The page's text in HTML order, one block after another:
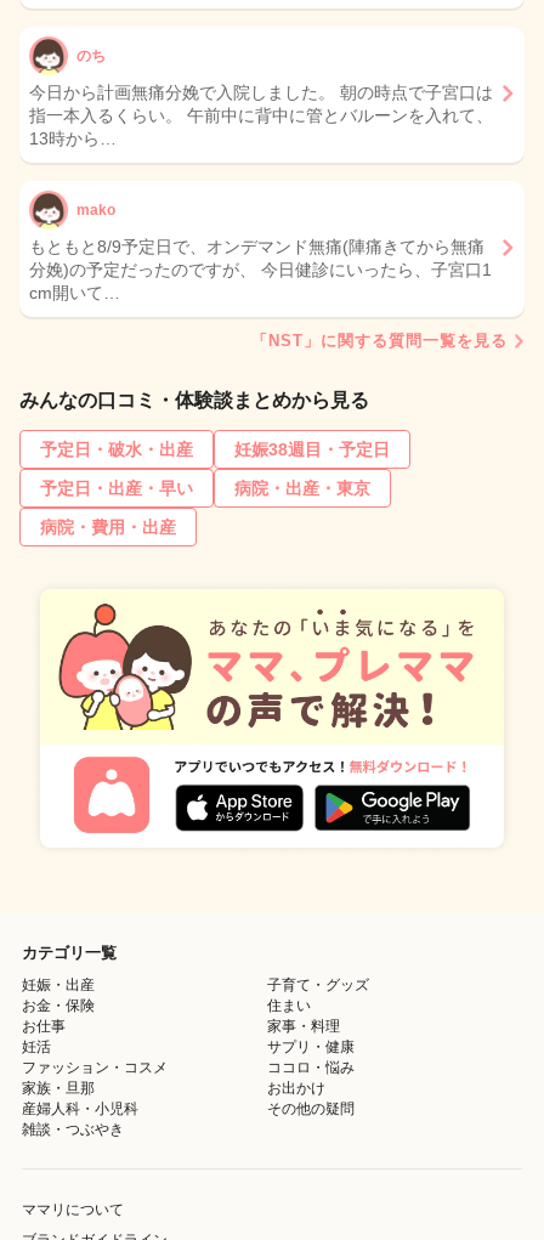
のち
今日から計画無痛分娩で入院しました。 朝の時点で子宮口は
指一本入るくらい。 午前中に背中に管とバルーンを入れて、
13時から…
mako
もともと8/9予定日で、オンデマンド無痛(陣痛きてから無痛
分娩)の予定だったのですが、 今日健診にいったら、子宮口1
cm開いて…
「NST」に関する質問一覧を見る
みんなの口コミ・体験談まとめから見る
予定日・破水・出産
妊娠38週目・予定日
予定日・出産・早い
病院・出産・東京
病院・費用・出産
カテゴリ一覧
妊娠・出産
子育て・グッズ
お金・保険
住まい
お仕事
家事・料理
妊活
サプリ・健康
ファッション・コスメ
ココロ・悩み
家族・旦那
お出かけ
産婦人科・小児科
その他の疑問
雑談・つぶやき
ママリについて